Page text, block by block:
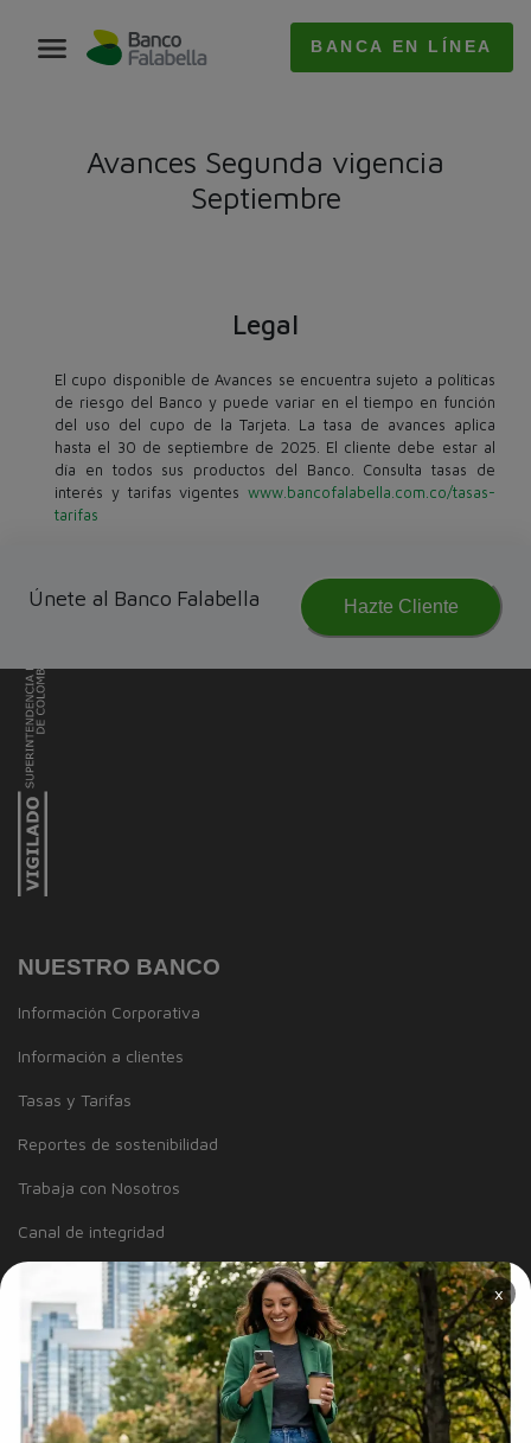
BANCA EN LÍNEA
Avances Segunda vigencia
Septiembre
Legal
El cupo disponible de Avances se encuentra sujeto a políticas
de riesgo del Banco y puede variar en el tiempo en función
del uso del cupo de la Tarjeta. La tasa de avances aplica
hasta el 30 de septiembre de 2025. El cliente debe estar al
día en todos sus productos del Banco. Consulta tasas de
interés y tarifas vigentes www.bancofalabella.com.co/tasas-
tarifas​
×
Únete al Banco Falabella Hazte Cliente
NUESTRO BANCO
Información Corporativa
Información a clientes
Tasas y Tarifas
Reportes de sostenibilidad
Trabaja con Nosotros
Canal de integridad
Proveedores
Política de Diversidad e Inclusión
Mapa del sitio
Términos y Condiciones